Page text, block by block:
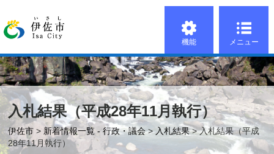
機能 メニュー
入札結果（平成28年11月執行）
伊佐市 > 新着情報一覧 - 行政・議会>入札結果> 入札結果（平成
28年11月執行）